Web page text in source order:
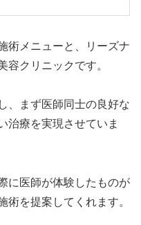
術メニューと、リーズナ
容クリニックです。
、まず医師同士の良好な
治療を実現させていま
に医師が体験したものが
術を提案してくれます。